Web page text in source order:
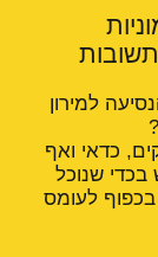
למירון
כדאי ואף
בכדי שנוכל
לעומס